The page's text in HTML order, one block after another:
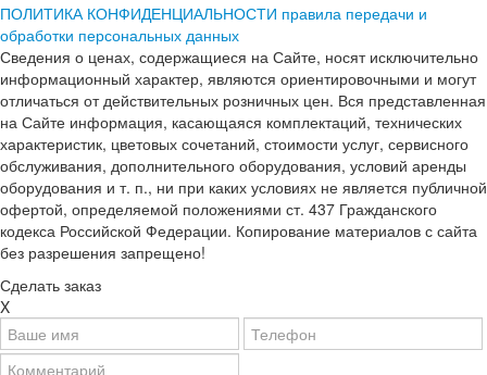
ПОЛИТИКА КОНФИДЕНЦИАЛЬНОСТИ правила передачи и
обработки персональных данных
Сведения о ценах, содержащиеся на Сайте, носят исключительно
информационный характер, являются ориентировочными и могут
отличаться от действительных розничных цен. Вся представленная
на Сайте информация, касающаяся комплектаций, технических
характеристик, цветовых сочетаний, стоимости услуг, сервисного
обслуживания, дополнительного оборудования, условий аренды
оборудования и т. п., ни при каких условиях не является публичной
офертой, определяемой положениями ст. 437 Гражданского
кодекса Российской Федерации. Копирование материалов с сайта
без разрешения запрещено!
Сделать заказ
X